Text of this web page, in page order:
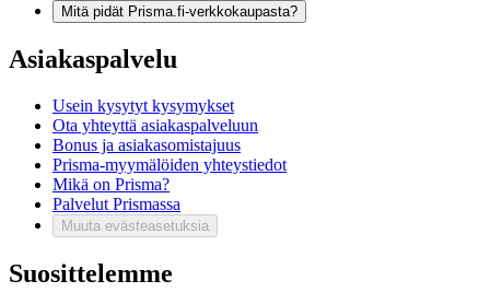
Mitä pidät Prisma.fi-verkkokaupasta?
Asiakaspalvelu
Usein kysytyt kysymykset
Ota yhteyttä asiakaspalveluun
Bonus ja asiakasomistajuus
Prisma-myymälöiden yhteystiedot
Mikä on Prisma?
Palvelut Prismassa
Muuta evästeasetuksia
Suosittelemme